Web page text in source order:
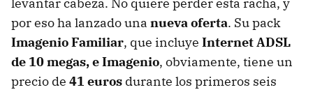
levantar cabeza. No quiere perder esta racha, y
por eso ha lanzado una nueva oferta. Su pack
Imagenio Familiar, que incluye InternetADSL
de 10 megas, e Imagenio, obviamente, tiene un
precio de 41 euros durante los primeros seis